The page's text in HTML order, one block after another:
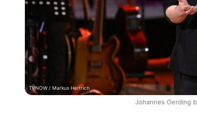
TVNOW / Markus Hertrich
Johannes Oerding